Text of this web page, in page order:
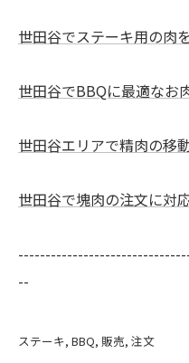
世田谷でステーキ用の肉
世田谷でBBQに最適なお
世田谷エリアで精肉の移
世田谷で塊肉の注文に対
--
ステーキ BBQ 販売 注文